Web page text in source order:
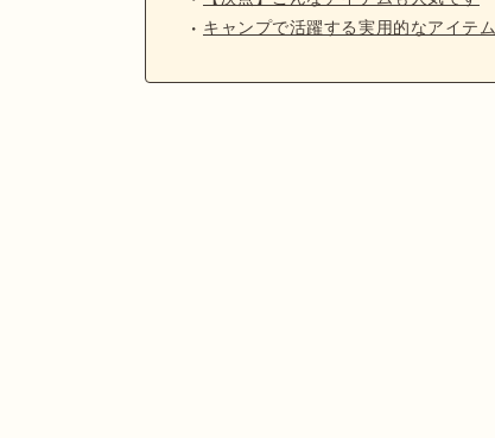
キャンプで活躍する実用的なアイテム